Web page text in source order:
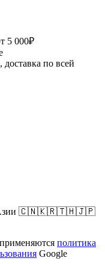
5 000₽
по всей
Азии 🇨🇳🇰🇷🇹🇭🇯🇵
политика
Google